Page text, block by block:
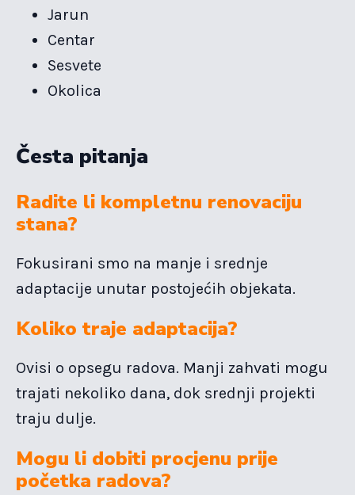
Jarun
Centar
Sesvete
Okolica
Česta pitanja
Radite li kompletnu renovaciju
stana?
Fokusirani smo na manje i srednje
adaptacije unutar postojećih objekata.
Koliko traje adaptacija?
Ovisi o opsegu radova. Manji zahvati mogu
trajati nekoliko dana, dok srednji projekti
traju dulje.
Mogu li dobiti procjenu prije
početka radova?